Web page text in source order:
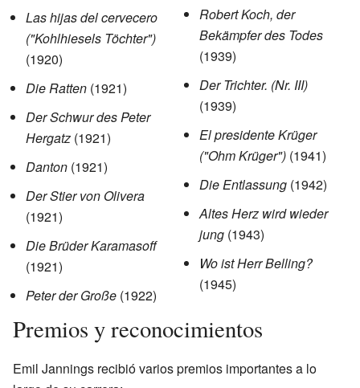
Las hijas del cervecero
("Kohlhiesels Töchter")
(1920)
Die Ratten (1921)
Der Schwur des Peter
Hergatz (1921)
Danton (1921)
Der Stier von Olivera
(1921)
Die Brüder Karamasoff
(1921)
Peter der Große (1922)
Robert Koch, der
Bekämpfer des Todes
(1939)
Der Trichter. (Nr. III)
(1939)
El presidente Krüger
("Ohm Krüger") (1941)
Die Entlassung (1942)
Altes Herz wird wieder
jung (1943)
Wo ist Herr Belling?
(1945)
Premios y reconocimientos
Emil Jannings recibió varios premios importantes a lo